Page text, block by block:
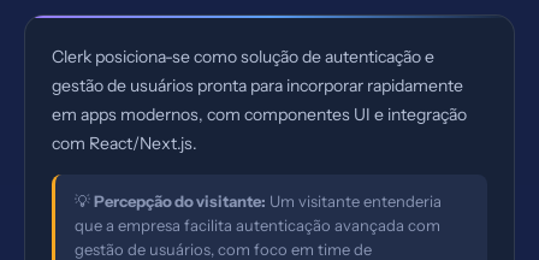
Clerk posiciona-se como solução de autenticação e
gestão de usuários pronta para incorporar rapidamente
em apps modernos, com componentes UI e integração
com React/Next.js.
💡Percepção do visitante: Um visitante entenderia
que a empresa facilita autenticação avançada com
gestão de usuários, com foco em time de